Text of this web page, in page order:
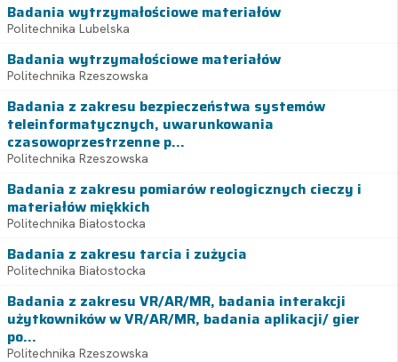
Badania wytrzymałościowe materiałów
Politechnika Lubelska
Badania wytrzymałościowe materiałów
Politechnika Rzeszowska
Badania z zakresu bezpieczeństwa systemów
teleinformatycznych, uwarunkowania
czasowoprzestrzenne p...
Politechnika Rzeszowska
Badania z zakresu pomiarów reologicznych cieczy i
materiałów miękkich
Politechnika Białostocka
Badania z zakresu tarcia i zużycia
Politechnika Białostocka
Badania z zakresu VR/AR/MR, badania interakcji
użytkowników w VR/AR/MR, badania aplikacji/ gier
po...
Politechnika Rzeszowska